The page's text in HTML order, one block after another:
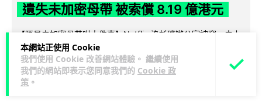
本網站正使用 Cookie
我們使用 Cookie 改善網站體驗。 繼續使用
我們的網站即表示您同意我們的 Cookie 政
策 。
遺失未加密母帶 被索償 8.19 億港元
【唔見未加密母帶咁大件事】Netflix 洛杉磯辦公室被竊，未上
映的 Nicolas Cage 電影《Fortitude》母帶亦告失蹤。電影...
閱讀全文
184